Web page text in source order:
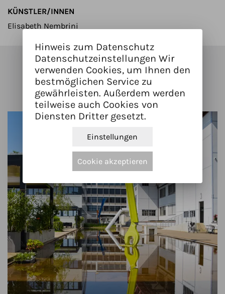
KÜNSTLER/INNEN
Elisabeth Nembrini
Kunstwerke in der Nähe
Hinweis zum Datenschutz
Datenschutzeinstellungen Wir
verwenden Cookies, um Ihnen den
bestmöglichen Service zu
gewährleisten. Außerdem werden
teilweise auch Cookies von
Diensten Dritter gesetzt.
Einstellungen
Cookie akzeptieren